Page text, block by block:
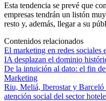
Esta tendencia se prevé que
empresas tendrán un listón
resto y, además, llegar a su
Contenidos relacionados
El marketing en redes sociales
IA desplazan el dominio
De la intuición al dato: el fin
Marketing
Riu, Meliá, Iberostar y Barceló
atención social del sector